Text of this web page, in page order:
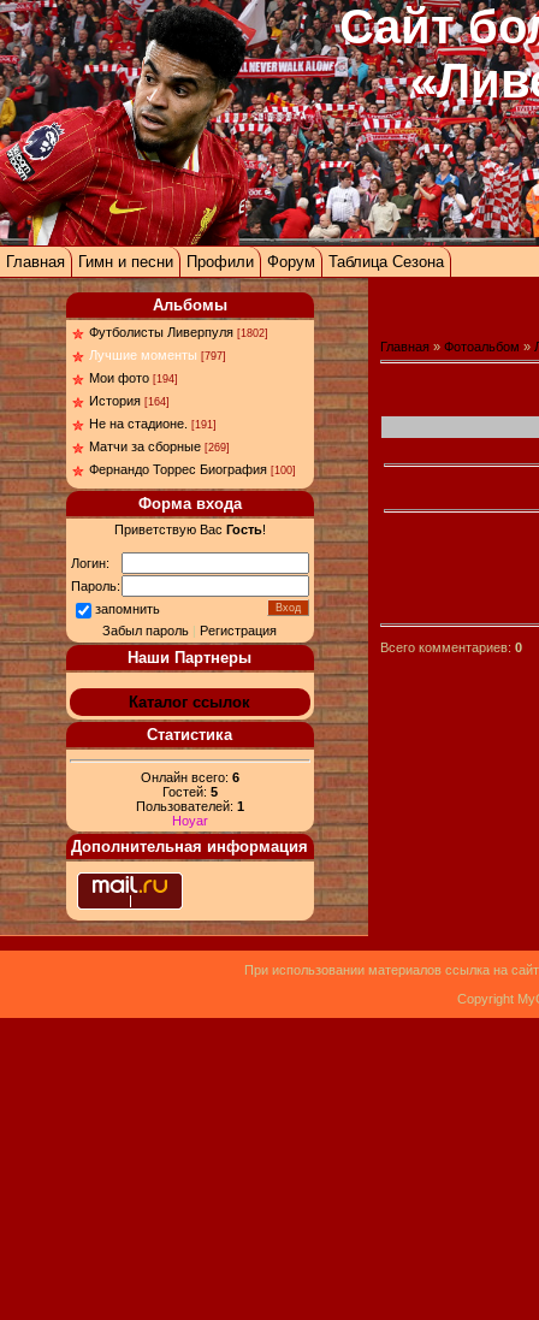
Сайт
Главная Гимн и песни Профили Форум Таблица Сезона
Альбомы
Футболисты Ливерпуля [1802]
Лучшие моменты [797]
Мои фото [194]
История [164]
Не на стадионе. [191]
Матчи за сборные [269]
Фернандо Торрес Биография [100]
Форма входа
Приветствую Вас Гость!
Логин:
Пароль:
запомнить
Забыл пароль |Регистрация
Наши Партнеры
Каталог ссылок
Статистика
Онлайн всего: 6
Гостей: 5
Пользователей: 1
Hoyar
Дополнительная информация
Главная » Фотоальбом »
Всего комментариев: 0
При использовании материалов ссылка на
Copyright